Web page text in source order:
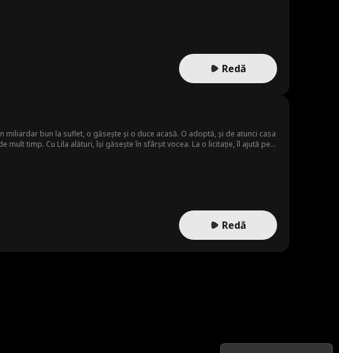
Redă
miliardar bun la suflet, o găsește și o duce acasă. O adoptă, și de atunci casa
Redă